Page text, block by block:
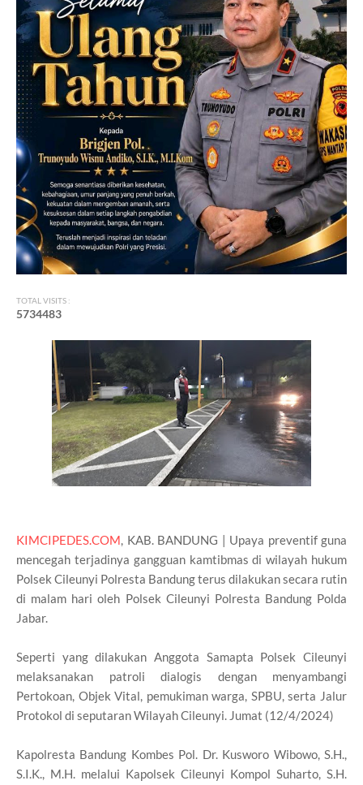
TOTAL VISITS :
5734483
KIMCIPEDES.COM, KAB. BANDUNG | Upaya preventif guna
mencegah terjadinya gangguan kamtibmas di wilayah hukum
Polsek Cileunyi Polresta Bandung terus dilakukan secara rutin
di malam hari oleh Polsek Cileunyi Polresta Bandung Polda
Jabar.
Seperti yang dilakukan Anggota Samapta Polsek Cileunyi
melaksanakan patroli dialogis dengan menyambangi
Pertokoan, Objek Vital, pemukiman warga, SPBU, serta Jalur
Protokol di seputaran Wilayah Cileunyi. Jumat (12/4/2024)
Kapolresta Bandung Kombes Pol. Dr. Kusworo Wibowo, S.H.,
S.I.K., M.H. melalui Kapolsek Cileunyi Kompol Suharto, S.H.